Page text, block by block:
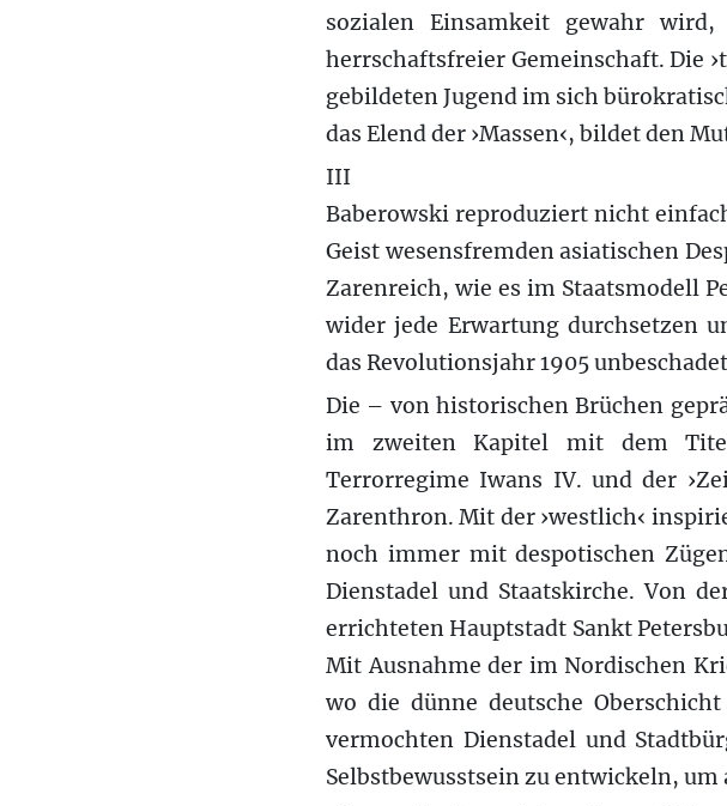
sozialen Einsamkeit gewahr
herrschaftsfreier Gemeinschaft. Die
gebildeten Jugend im sich
das Elend der ›Massen‹, bildet den
III
Baberowski reproduziert nicht
Geist wesensfremden asiatischen
Zarenreich, wie es im Staatsmodell
wider jede Erwartung durchsetzen
das Revolutionsjahr 1905
Die – von historischen Brüchen
im zweiten Kapitel mit dem
Terrorregime Iwans IV. und der
Zarenthron. Mit der ›westlich‹
noch immer mit despotischen
Dienstadel und Staatskirche. Von
errichteten Hauptstadt Sankt
Mit Ausnahme der im Nordischen
wo die dünne deutsche
vermochten Dienstadel und
Selbstbewusstsein zu entwickeln,